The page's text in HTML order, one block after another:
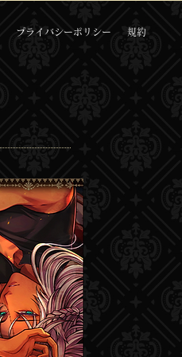
プライバシーポリシー 規約